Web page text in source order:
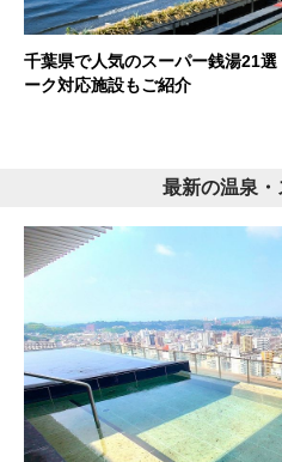
千葉県で人気のスーパー銭湯21
ーク対応施設もご紹介
最新の温泉・